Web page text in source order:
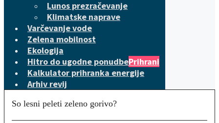
Lunos prezračevanje
Klimatske naprave
Varčevanje vode
Zelena mobilnost
Ekologija
Hitro do ugodne ponudbePrihrani
Kalkulator prihranka energije
Arhiv revij
So lesni peleti zeleno gorivo?